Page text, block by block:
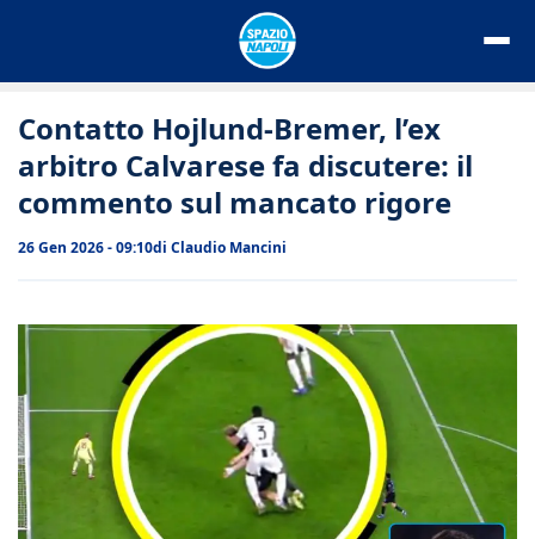
Contatto Hojlund-Bremer, l’ex
arbitro Calvarese fa discutere: il
commento sul mancato rigore
26 Gen 2026 - 09:10di Claudio Mancini